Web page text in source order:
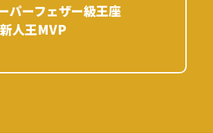
パーフェザー級王座
人王MVP